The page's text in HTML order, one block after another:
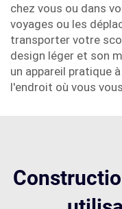
chez vous ou dans
voyages ou les
transporter votre
design léger et son
un appareil pratique
l'endroit où vous